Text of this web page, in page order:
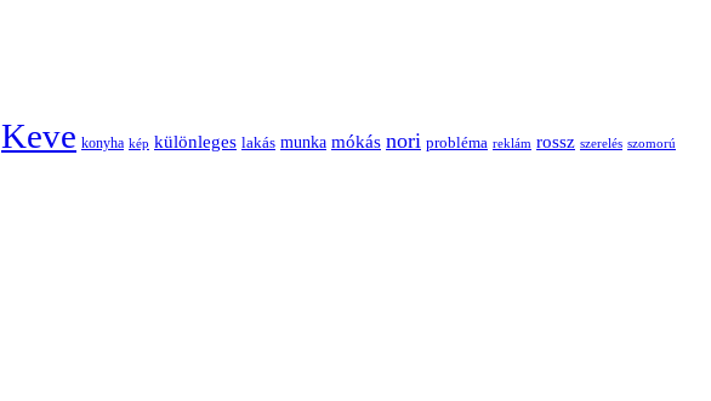
Keve konyha kép különleges lakás munka mókás nori probléma reklám rossz szerelés szomorú